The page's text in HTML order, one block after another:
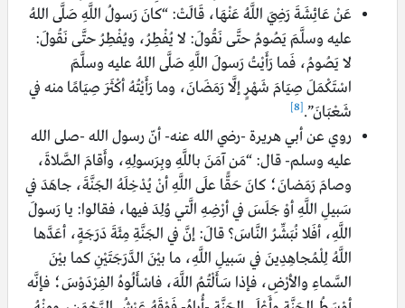
عَنْ عَائِشَةَ رَضِيَ اللَّهُ عَنْهَا، قَالَتْ: “كانَ رَسولُ اللَّهِ صَلَّى اللهُ
عليه وسلَّمَ يَصُومُ حتَّى نَقُولَ: لا يُفْطِرُ، ويُفْطِرُ حتَّى نَقُولَ:
لا يَصُومُ، فَما رَأَيْتُ رَسولَ اللَّهِ صَلَّى اللهُ عليه وسلَّمَ
اسْتَكْمَلَ صِيَامَ شَهْرٍ إلَّا رَمَضَانَ، وما رَأَيْتُهُ أكْثَرَ صِيَامًا منه في
شَعْبَانَ”.[8]
روي عن أبي هريرة -رضي الله عنه- أنّ رسول الله -صلى الله
عليه وسلم- قال: “مَن آمَنَ باللَّهِ وبِرَسولِهِ، وأَقامَ الصَّلاةَ،
وصامَ رَمَضانَ؛ كانَ حَقًّا علَى اللَّهِ أنْ يُدْخِلَهُ الجَنَّةَ، جاهَدَ في
سَبيلِ اللَّهِ أوْ جَلَسَ في أرْضِهِ الَّتي وُلِدَ فيها، فقالوا: يا رَسولَ
اللَّهِ، أفَلا نُبَشِّرُ النَّاسَ؟ قالَ: إنَّ في الجَنَّةِ مِئَةَ دَرَجَةٍ، أعَدَّها
اللَّهُ لِلْمُجاهِدِينَ في سَبيلِ اللَّهِ، ما بيْنَ الدَّرَجَتَيْنِ كما بيْنَ
السَّماءِ والأرْضِ، فإذا سَأَلْتُمُ اللَّهَ، فاسْأَلُوهُ الفِرْدَوْسَ؛ فإنَّه